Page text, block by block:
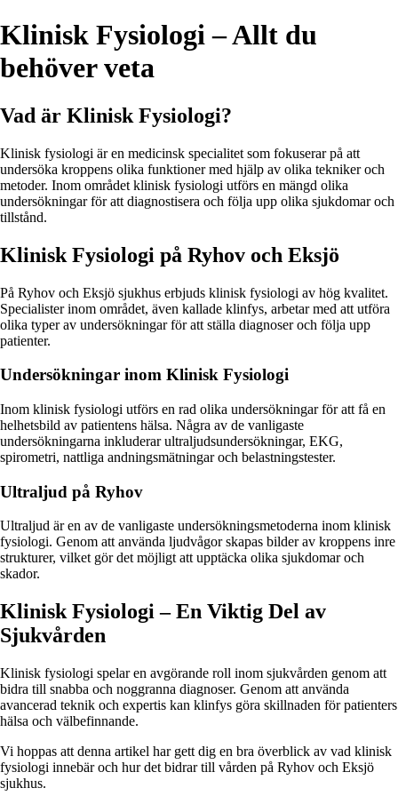
Klinisk Fysiologi – Allt du
behöver veta
Vad är Klinisk Fysiologi?
Klinisk fysiologi är en medicinsk specialitet som fokuserar på att
undersöka kroppens olika funktioner med hjälp av olika tekniker och
metoder. Inom området klinisk fysiologi utförs en mängd olika
undersökningar för att diagnostisera och följa upp olika sjukdomar och
tillstånd.
Klinisk Fysiologi på Ryhov och Eksjö
På Ryhov och Eksjö sjukhus erbjuds klinisk fysiologi av hög kvalitet.
Specialister inom området, även kallade klinfys, arbetar med att utföra
olika typer av undersökningar för att ställa diagnoser och följa upp
patienter.
Undersökningar inom Klinisk Fysiologi
Inom klinisk fysiologi utförs en rad olika undersökningar för att få en
helhetsbild av patientens hälsa. Några av de vanligaste
undersökningarna inkluderar ultraljudsundersökningar, EKG,
spirometri, nattliga andningsmätningar och belastningstester.
Ultraljud på Ryhov
Ultraljud är en av de vanligaste undersökningsmetoderna inom klinisk
fysiologi. Genom att använda ljudvågor skapas bilder av kroppens inre
strukturer, vilket gör det möjligt att upptäcka olika sjukdomar och
skador.
Klinisk Fysiologi – En Viktig Del av
Sjukvården
Klinisk fysiologi spelar en avgörande roll inom sjukvården genom att
bidra till snabba och noggranna diagnoser. Genom att använda
avancerad teknik och expertis kan klinfys göra skillnaden för patienters
hälsa och välbefinnande.
Vi hoppas att denna artikel har gett dig en bra överblick av vad klinisk
fysiologi innebär och hur det bidrar till vården på Ryhov och Eksjö
sjukhus.